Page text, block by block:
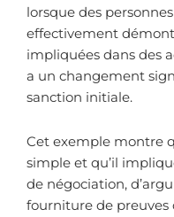
lorsque des
effectivement
impliquées dans des
a un changement
sanction initiale.
Cet exemple montre
simple et qu’il
de négociation,
fourniture de preuves